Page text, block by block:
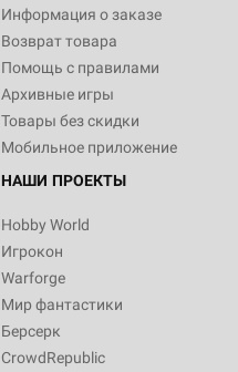
Информация о заказе
Возврат товара
Помощь с правилами
Архивные игры
Товары без скидки
Мобильное приложение
НАШИ ПРОЕКТЫ
Hobby World
Игрокон
Warforge
Мир фантастики
Берсерк
CrowdRepublic